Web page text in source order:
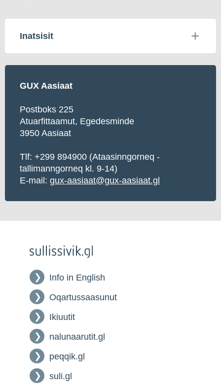
Inatsisit
GUX Aasiaat
Postboks 225
Atuarfittaamut, Egedesminde
3950 Aasiaat
Tlf: +299 894900 (Ataasinngorneq -
tallimanngorneq kl. 9-14)
E-mail: gux-aasiaat@gux-aasiaat.gl
Info in English
Oqartussaasunut
Ikiuutit
nalunaarutit.gl
peqqik.gl
suli.gl